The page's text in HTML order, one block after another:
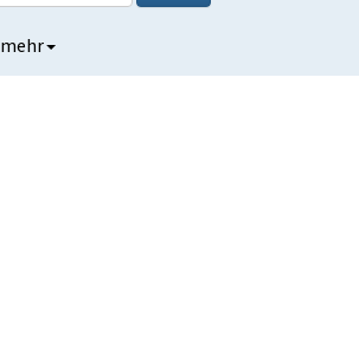
mehr